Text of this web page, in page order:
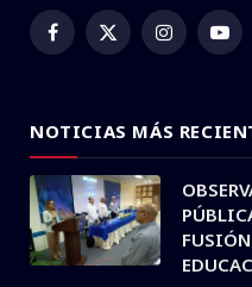
Facebook
X
Instagram
NOTICIAS MÁS